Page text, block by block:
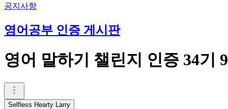
공지사항
영어공부 인증 게시판
영어 말하기 챌린지 인증 34기
Selfless Hearty Larry